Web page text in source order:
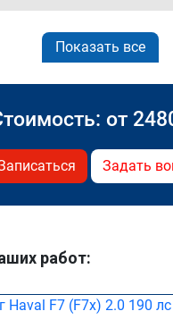
Показать все
от
Задать
работ: